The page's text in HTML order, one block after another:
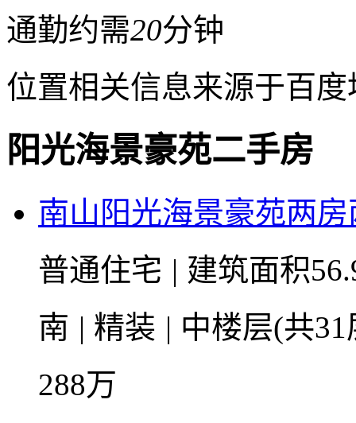
通勤约需20分钟
位置相关信息来源于百
阳光海景豪苑二手房
南山阳光海景豪苑两
普通住宅 | 建筑面积
南 | 精装 | 中楼层(共
288万